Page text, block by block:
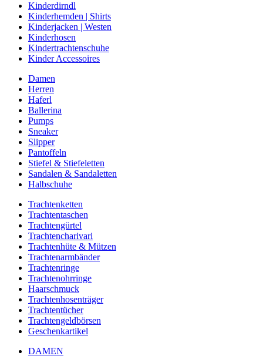
Kinderdirndl
Kinderhemden | Shirts
Kinderjacken | Westen
Kinderhosen
Kindertrachtenschuhe
Kinder Accessoires
Damen
Herren
Haferl
Ballerina
Pumps
Sneaker
Slipper
Pantoffeln
Stiefel & Stiefeletten
Sandalen & Sandaletten
Halbschuhe
Trachtenketten
Trachtentaschen
Trachtengürtel
Trachtencharivari
Trachtenhüte & Mützen
Trachtenarmbänder
Trachtenringe
Trachtenohrringe
Haarschmuck
Trachtenhosenträger
Trachtentücher
Trachtengeldbörsen
Geschenkartikel
DAMEN